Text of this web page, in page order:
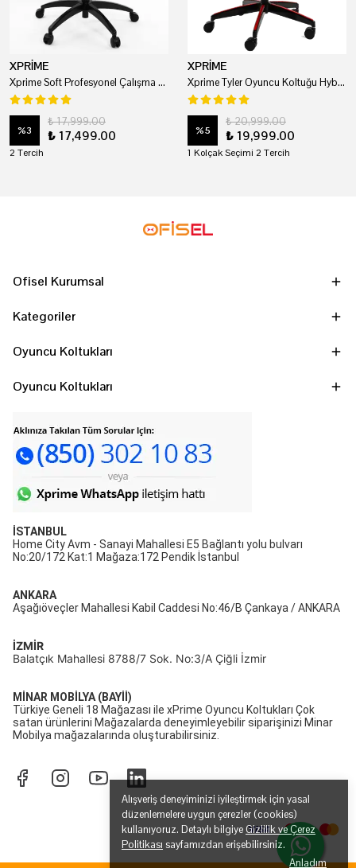
Alışveriş deneyiminizi iyileştirmek için yasal
düzenlemelere uygun çerezler (cookies)
kullanıyoruz. Detaylı bilgiye Gizlilik ve Çerez
Politikası sayfamızdan erişebilirsiniz.
Anladım
XPRİME
Xprime Soft Profesyonel Çalışma Ve Oyuncu Koltuğu
%3
₺ 17,999.00
₺ 17,499.00
2 Tercih
XPRİME
Xprime Tyler Oyuncu Koltuğu Hybrid Kumaş Kırmızı
%5
₺ 20,999.00
₺ 19,999.00
1 Kolçak Seçimi 2 Tercih
Ofisel Kurumsal
Kategoriler
Oyuncu Koltukları
Oyuncu Koltukları
İSTANBUL
Home City Avm - Sanayi Mahallesi E5 Bağlantı yolu bulvarı
No:20/172 Kat:1 Mağaza:172 Pendik İstanbul
ANKARA
Aşağıöveçler Mahallesi Kabil Caddesi No:46/B Çankaya / ANKARA
İZMİR
Balatçık Mahallesi 8788/7 Sok. No:3/A Çiğli İzmir
MİNAR MOBİLYA (BAYİİ)
Türkiye Geneli 18 Mağazası ile xPrime Oyuncu Koltukları Çok
satan ürünlerini Mağazalarda deneyimleyebilir siparişinizi Minar
Mobilya mağazalarında oluşturabilirsiniz.